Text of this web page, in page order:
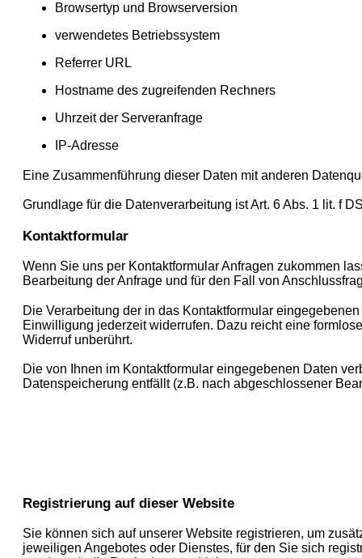
Browsertyp und Browserversion
verwendetes Betriebssystem
Referrer URL
Hostname des zugreifenden Rechners
Uhrzeit der Serveranfrage
IP-Adresse
Eine Zusammenführung dieser Daten mit anderen
Grundlage für die Datenverarbeitung ist Art. 6 Abs. 1 lit. f
Kontaktformular
Wenn Sie uns per Kontaktformular Anfragen zukommen
Bearbeitung der Anfrage und für den Fall von
Die Verarbeitung der in das Kontaktformular
Einwilligung jederzeit widerrufen. Dazu reicht eine
Widerruf unberührt.
Die von Ihnen im Kontaktformular eingegebenen Daten
Datenspeicherung entfällt (z.B. nach abgeschlossener
Registrierung auf dieser Website
Sie können sich auf unserer Website registrieren, um
jeweiligen Angebotes oder Dienstes, für den Sie sich